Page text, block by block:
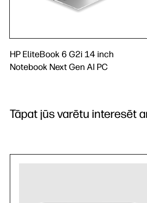
HP EliteBook 6 G2i 14 inch
Notebook Next Gen AI PC
Tāpat jūs varētu interesēt